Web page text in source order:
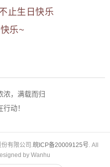
止生日快乐
乐~
浓，满载而归
动！
有限公司.皖ICP备20009125号. All
by Wanhu